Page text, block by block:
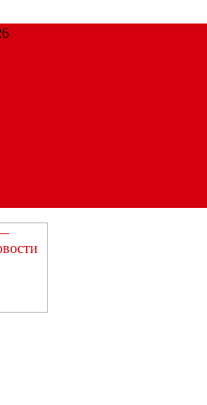
в Тульской области на сайте